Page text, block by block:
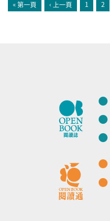
« 第一頁 ‹ 上一頁 1 2